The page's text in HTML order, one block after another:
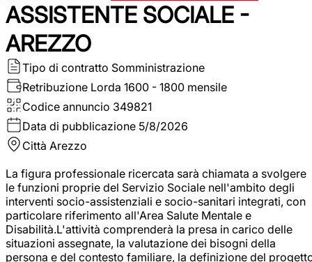
ASSISTENTE SOCIALE -
AREZZO
Tipo di contratto Somministrazione
Retribuzione Lorda 1600 - 1800 mensile
Codice annuncio 349821
Data di pubblicazione 5/8/2026
Città Arezzo
La figura professionale ricercata sarà chiamata a svolgere
le funzioni proprie del Servizio Sociale nell'ambito degli
interventi socio-assistenziali e socio-sanitari integrati, con
particolare riferimento all'Area Salute Mentale e
Disabilità.L'attività comprenderà la presa in carico delle
situazioni assegnate, la valutazione dei bisogni della
persona e del contesto familiare, la definizione del